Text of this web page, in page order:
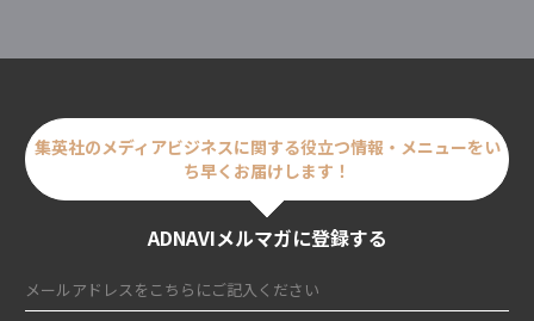
集英社のメディアビジネスに関する役立つ情報・メニューをい
ち早くお届けします！
ADNAVIメルマガに登録する